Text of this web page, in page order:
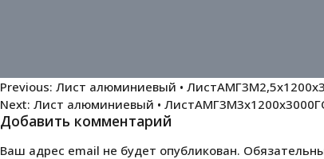
Навигация
по
записям
Previous: Лист алюминиевый •
Next: Лист алюминиевый •
Добавить комментарий
Ваш адрес email не будет опубликован.